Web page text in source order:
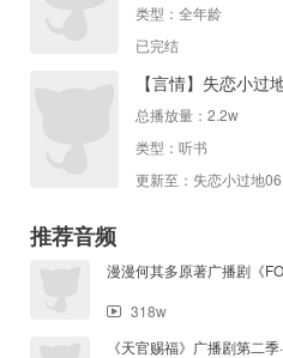
类型： 全年龄
已完结
【言情】失恋小过
总播放量： 2.2w
类型： 听书
更新至：失恋小过地06
推荐音频
漫漫何其多原著广播剧《
318w
《天官赐福》广播剧第二季